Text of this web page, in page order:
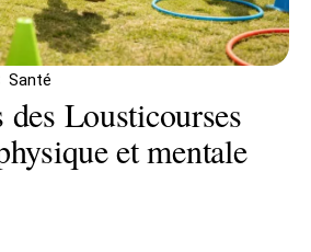
Santé
Lousticourses
et mentale